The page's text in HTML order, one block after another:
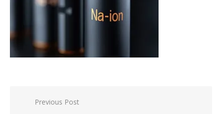
Previous Post